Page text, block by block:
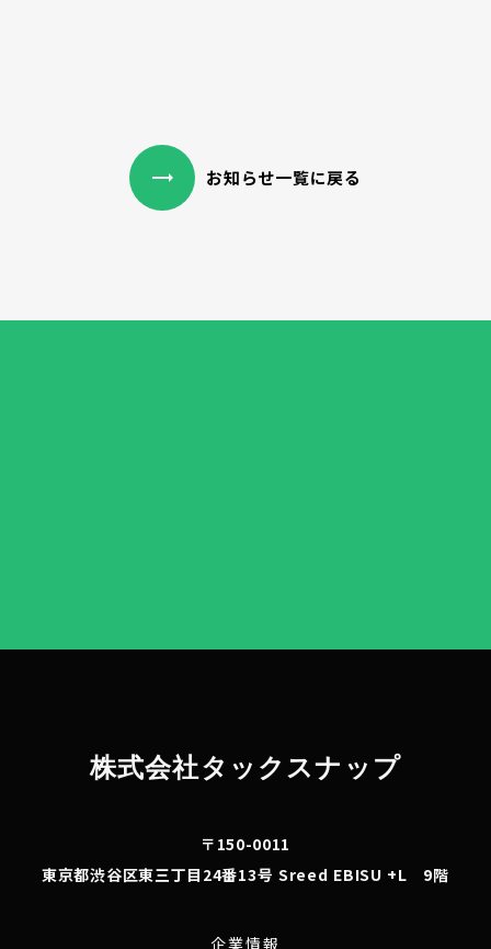
trending_flat お知らせ一覧に戻る
株式会社タックスナップ
〒150-0011
東京都渋谷区東三丁目24番13号 Sreed EBISU +L 9階
企業情報